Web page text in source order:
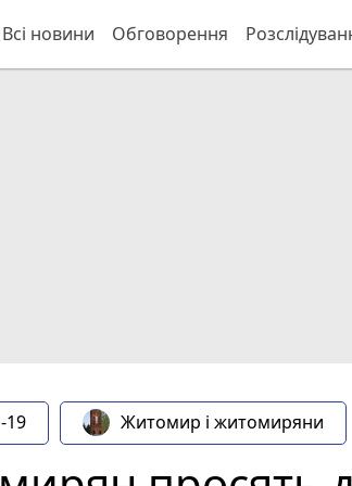
Всі новини Обговорення
19 Житомир і житомиряни